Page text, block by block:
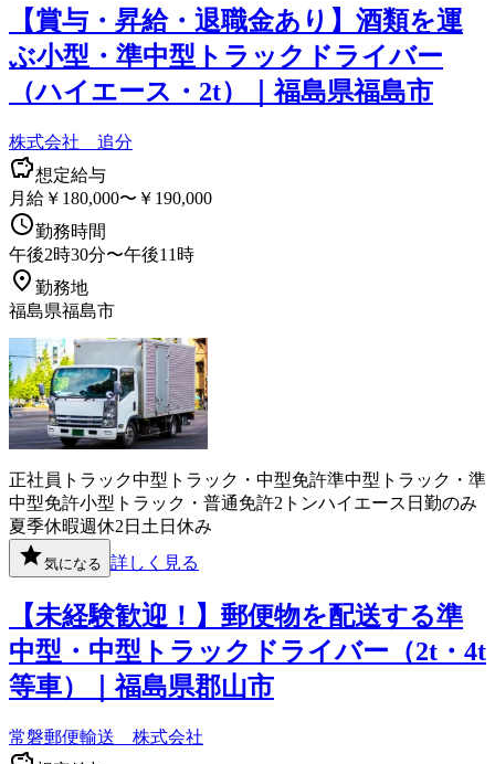
【賞与・昇給・退職金あり】酒類を運
ぶ小型・準中型トラックドライバー
（ハイエース・2t）｜福島県福島市
株式会社 追分
想定給与
月給￥180,000〜￥190,000
勤務時間
午後2時30分〜午後11時
勤務地
福島県福島市
正社員 トラック中型トラック・中型免許準中型トラック・準
中型免許小型トラック・普通免許2トンハイエース 日勤のみ
夏季休暇週休2日 土日休み
気になる 詳しく見る
【未経験歓迎！】郵便物を配送する準
中型・中型トラックドライバー（2t・4t
等車）｜福島県郡山市
常磐郵便輸送 株式会社